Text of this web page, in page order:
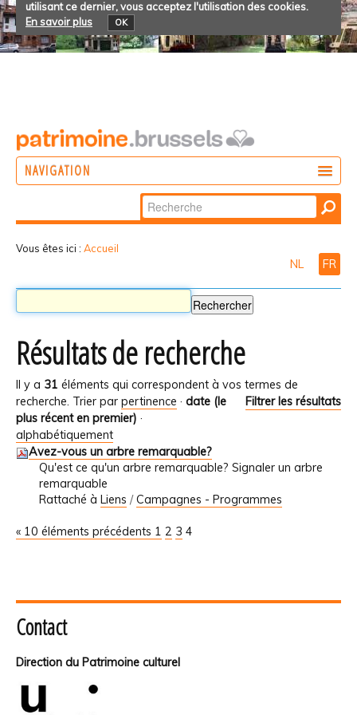
utilisant ce dernier, vous acceptez l'utilisation des cookies.
En savoir plus
OK
NAVIGATION
Chercher par
Recherche
Vous êtes ici : Accueil
NL FR
Résultats de recherche
Il y a 31 éléments qui correspondent à vos termes de
recherche.
Filtrer les résultats
Trier par pertinence · date (le
plus récent en premier) ·
alphabétiquement
Avez-vous un arbre remarquable?
Qu'est ce qu'un arbre remarquable? Signaler un arbre
remarquable
Rattaché à Liens /Campagnes - Programmes
« 10 éléments précédents 1 2 3 4
Contact
Direction du Patrimoine culturel